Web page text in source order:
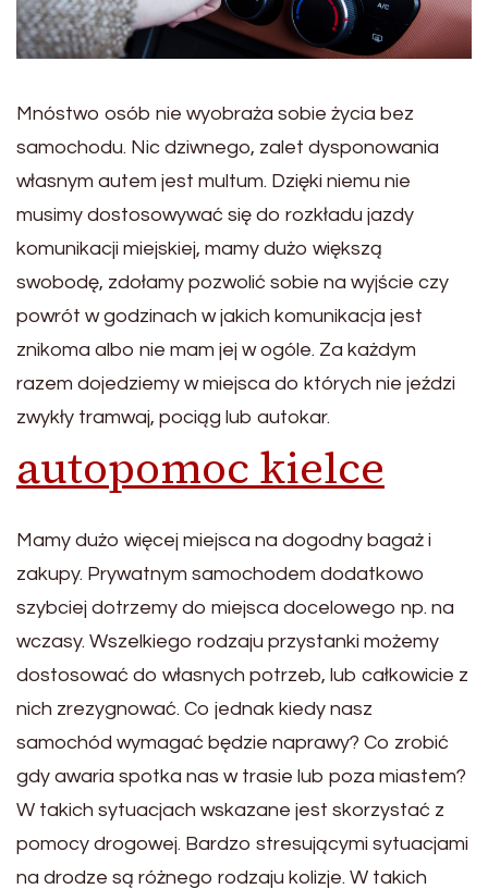
Mnóstwo osób nie wyobraża sobie życia bez
samochodu. Nic dziwnego, zalet dysponowania
własnym autem jest multum. Dzięki niemu nie
musimy dostosowywać się do rozkładu jazdy
komunikacji miejskiej, mamy dużo większą
swobodę, zdołamy pozwolić sobie na wyjście czy
powrót w godzinach w jakich komunikacja jest
znikoma albo nie mam jej w ogóle. Za każdym
razem dojedziemy w miejsca do których nie jeździ
zwykły tramwaj, pociąg lub autokar.
autopomoc kielce
Mamy dużo więcej miejsca na dogodny bagaż i
zakupy. Prywatnym samochodem dodatkowo
szybciej dotrzemy do miejsca docelowego np. na
wczasy. Wszelkiego rodzaju przystanki możemy
dostosować do własnych potrzeb, lub całkowicie z
nich zrezygnować. Co jednak kiedy nasz
samochód wymagać będzie naprawy? Co zrobić
gdy awaria spotka nas w trasie lub poza miastem?
W takich sytuacjach wskazane jest skorzystać z
pomocy drogowej. Bardzo stresującymi sytuacjami
na drodze są różnego rodzaju kolizje. W takich